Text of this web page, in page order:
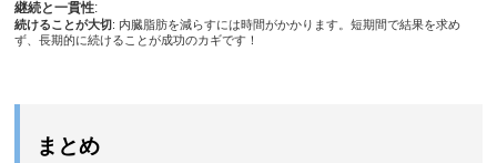
継続と一貫性:
続けることが大切 : 内臓脂肪を減らすには時間がかかります。短期間で結果を求め
ず、長期的に続けることが成功のカギです！
まとめ